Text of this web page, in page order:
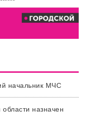
начальник МЧС
назначен